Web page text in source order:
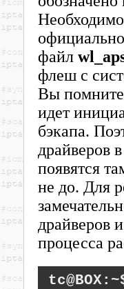
файл
флеш с
Вы помните
идет
бэкапа.
драйверов
появятся
не до. Для
драйверов
процесса